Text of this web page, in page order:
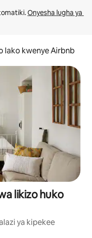
Onyesha lugha ya
lako kwenye Airbnb
likizo huko
ya kipekee